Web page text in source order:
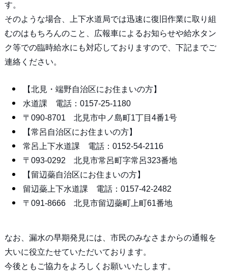
す。
そのような場合、上下水道局では迅速に復旧作業に取り組
むのはもちろんのこと、広報車によるお知らせや給水タン
ク等での臨時給水にも対応しておりますので、下記までご
連絡ください。
【北見・端野自治区にお住まいの方】
水道課 電話：0157-25-1180
〒090-8701 北見市中ノ島町1丁目4番1号
【常呂自治区にお住まいの方】
常呂上下水道課 電話：0152-54-2116
〒093-0292 北見市常呂町字常呂323番地
【留辺蘂自治区にお住まいの方】
留辺蘂上下水道課 電話：0157-42-2482
〒091-8666 北見市留辺蘂町上町61番地
なお、漏水の早期発見には、市民のみなさまからの通報を
大いに役立たせていただいております。
今後ともご協力をよろしくお願いいたします。